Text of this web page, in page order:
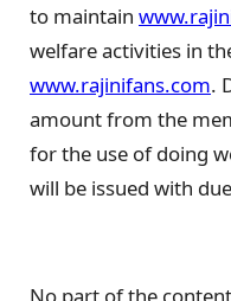
to maintain
welfare activities in
www.rajinifans.com.
amount from the
for the use of doing
will be issued with